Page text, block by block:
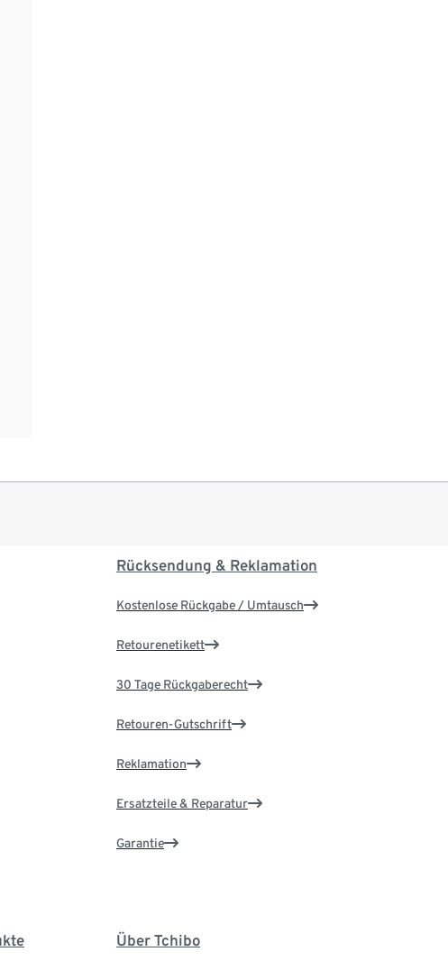
Rücksendung & Reklamation
Kostenlose Rückgabe / Umtausch
Retourenetikett
30 Tage Rückgaberecht
Retouren-Gutschrift
Reklamation
Ersatzteile & Reparatur
Garantie
Über Tchibo